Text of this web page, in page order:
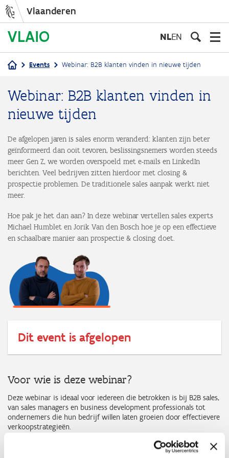
Vlaanderen
NLEN
Events Webinar: B2B klanten vinden in nieuwe tijden
Webinar: B2B klanten vinden in
nieuwe tijden
De afgelopen jaren is sales enorm veranderd: klanten zijn beter
geïnformeerd dan ooit tevoren, beslissingsnemers worden steeds
meer Gen Z, we worden overspoeld met e-mails en LinkedIn
berichten. Veel bedrijven zitten hierdoor met closing &
prospectie problemen. De traditionele sales aanpak werkt niet
meer.
Hoe pak je het dan aan? In deze webinar vertellen sales experts
Michael Humblet en Jorik Van den Bosch hoe je op een effectieve
en schaalbare manier aan prospectie & closing doet.
Dit event is afgelopen
Voor wie is deze webinar?
Deze webinar is ideaal voor iedereen die betrokken is bij B2B sales,
van sales managers en business development professionals tot
ondernemers die hun bedrijf willen laten groeien door effectievere
verkoopstrategieën.